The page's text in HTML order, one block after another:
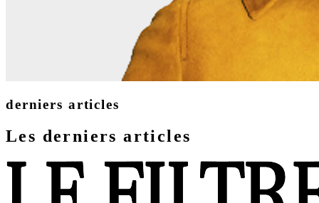
derniers articles
Les derniers articles